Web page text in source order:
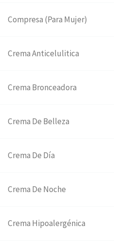
Compresa (Para Mujer)
Crema Anticelulitica
Crema Bronceadora
Crema De Belleza
Crema De Día
Crema De Noche
Crema Hipoalergénica